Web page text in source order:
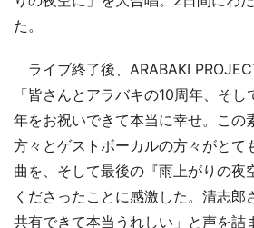
た。
ライブ終了後、ARABAKI
「皆さんとアラバキの10周年、そ
年をお祝いできて本当に幸せ。この
方々とゲストボーカルの方々がとて
曲を、そして最後の『雨上がりの夜
くださったことに感激した。清志郎
共有できて本当うれしい」と声を詰